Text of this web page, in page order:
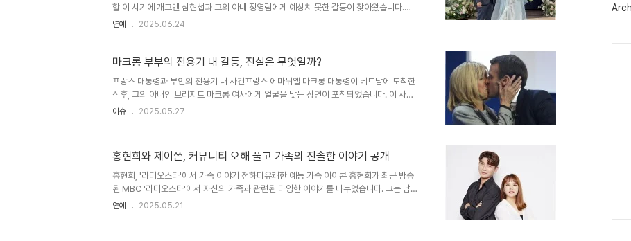
할 이 시기에 개그맨 심현섭과 그의 아내 정영림에게 예상치 못한 갈등이 찾아왔습니다.
TV조선 예능 '조선의 사랑꾼'을 통해 공개된 이들의 이야기는 많은 이들의 공감과 궁금증
애정을 표현하며 행복한 시간을 보냈습니다. 하지만 이 행복은 오래가지 못했습니다. 기차
습니다. 심현섭이 친구들과의 만남을 언급하자, 정영림은 조심스럽게 술자리에 대한 우려를
..
연예 2025.06.24
마크롱 부부의 전용기 내 갈등, 진실은 무엇일까?
프랑스 대통령과 부인의 전용기 내 사건프랑스 에마뉘엘 마크롱 대통령이 베트남에 도착한
직후, 그의 아내인 브리지트 마크롱 여사에게 얼굴을 맞는 장면이 포착되었습니다. 이 사건
은 미국 AP 통신이 촬영한 영상에서 확인할 수 있으며, 마크롱 대통령이 전용기 출입구에서
은 오래전부터 스승과 제자의 관계였다는 점이 다시 언급되며 사람들의 관심을 끌고 있습니
다. 해명과 반응마크롱 대통령의 측근들은 이 사건을 '평범한 말다툼'이라고 설명하며, 두
사..
이슈 2025.05.27
홍현희와 제이쓴, 커뮤니티 오해 풀고 가족의 진솔한 이야기 공개
홍현희, '라디오스타'에서 가족 이야기 전하다유쾌한 예능 가족 아이콘 홍현희가 최근 방송
된 MBC '라디오스타'에서 자신의 가족과 관련된 다양한 이야기를 나누었습니다. 그는 남
편 제이쓴, 아들 준범이와 함께 운영하는 유튜브 채널의 일상과 함께, 최근 화제가 된 태국
연예 2025.05.21
그